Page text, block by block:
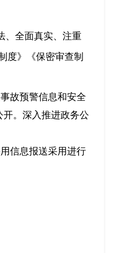
、全面真实、注重
度》《保密审查制
故预警信息和安全
。深入推进政务公
信息报送采用进行